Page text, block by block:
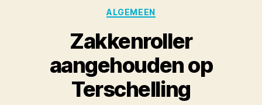
Categories
ALGEMEEN
Zakkenroller
aangehouden op
Terschelling